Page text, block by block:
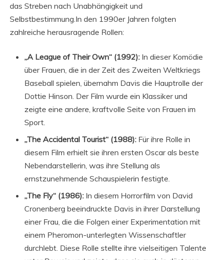
das Streben nach Unabhängigkeit und
Selbstbestimmung.In den 1990er Jahren folgten
zahlreiche herausragende Rollen:
„A League of Their Own“ (1992): In dieser Komödie
über Frauen, die in der Zeit des Zweiten Weltkriegs
Baseball spielen, übernahm Davis die Hauptrolle der
Dottie Hinson. Der Film wurde ein Klassiker und
zeigte eine andere, kraftvolle Seite von Frauen im
Sport.
„The Accidental Tourist“ (1988): Für ihre Rolle in
diesem Film erhielt sie ihren ersten Oscar als beste
Nebendarstellerin, was ihre Stellung als
ernstzunehmende Schauspielerin festigte.
„The Fly“ (1986): In diesem Horrorfilm von David
Cronenberg beeindruckte Davis in ihrer Darstellung
einer Frau, die die Folgen einer Experimentation mit
einem Pheromon-unterlegten Wissenschaftler
durchlebt. Diese Rolle stellte ihre vielseitigen Talente